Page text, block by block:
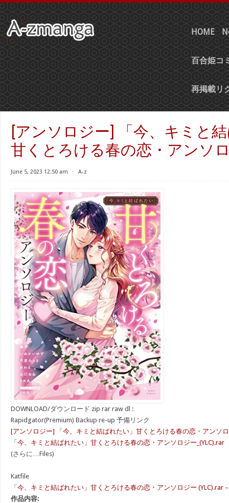
HOME
百合姫コ
再掲載リ
[アンソロジー] 「今、キミと
甘くとろける春の恋・アンソ
June 5, 2023 12:50 am ⋅ A-z
DOWNLOAD/ダウンロード zip rar raw dl :
Rapidgator(Premium) Backup re-up 予備リンク
[アンソロジー] 「今、キミと結ばれたい」甘くとろける春の恋・アンソ
「今、キミと結ばれたい」甘くとろける春の恋・アンソロジー_(YLC).rar
(さらに…Files)
Katfile
「今、キミと結ばれたい」甘くとろける春の恋・アンソロジー (YLC).rar
作品内容: